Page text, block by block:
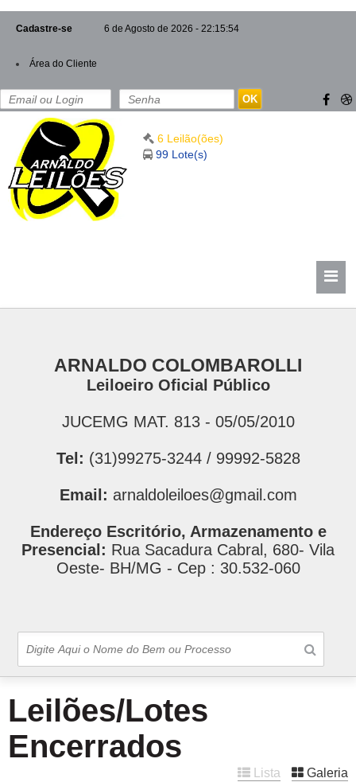
Cadastre-se 6 de Agosto de 2026 - 22:15:54
Área do Cliente
OK
6 Leilão(ões)
99 Lote(s)
ARNALDO COLOMBAROLLI
Leiloeiro Oficial Público
JUCEMG MAT. 813 - 05/05/2010
Tel: (31)99275-3244 / 99992-5828
Email: arnaldoleiloes@gmail.com
Endereço Escritório, Armazenamento e
Presencial: Rua Sacadura Cabral, 680- Vila
Oeste- BH/MG - Cep : 30.532-060
Leilões/Lotes
Encerrados
Lista Galeria